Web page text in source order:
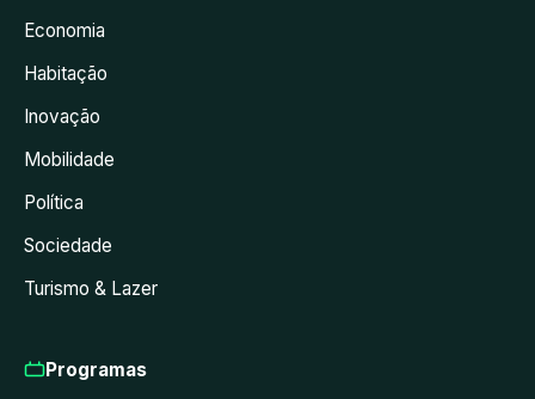
Economia
Habitação
Inovação
Mobilidade
Política
Sociedade
Turismo & Lazer
Programas